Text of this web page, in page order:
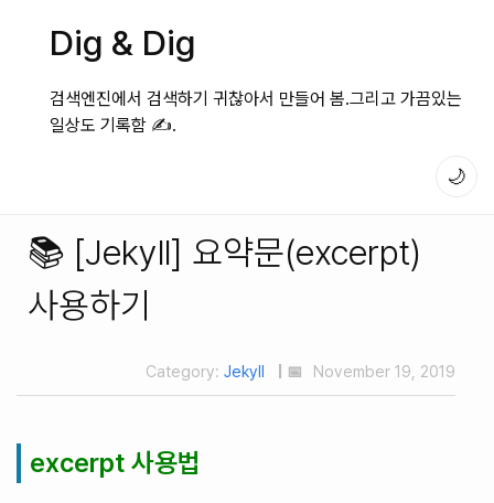
Dig & Dig
검색엔진에서 검색하기 귀찮아서 만들어 봄.그리고 가끔있는
일상도 기록함 ✍️.
🌙
📚 [Jekyll] 요약문(excerpt)
사용하기
Category: Jekyll | 📅 November 19, 2019
excerpt 사용법